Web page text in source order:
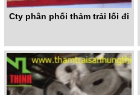
Cty phân phối thảm trải lối đi